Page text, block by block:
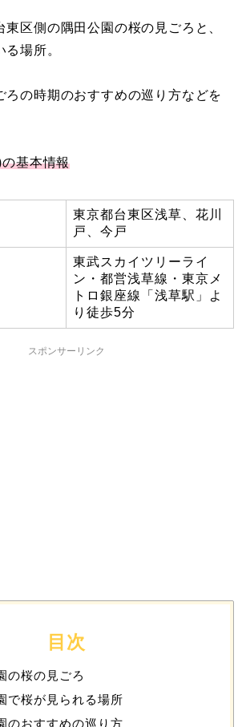
東区側の隅田公園の桜の見ごろと、
場所。
ろの時期のおすすめの巡り方などを
基本情報
東京都台東区浅草、花川
戸、今戸
東武スカイツリーライ
ン・都営浅草線・東京メ
トロ銀座線「浅草駅」よ
り徒歩5分
スポンサーリンク
目次
の桜の見ごろ
で桜が見られる場所
のおすすめの巡り方